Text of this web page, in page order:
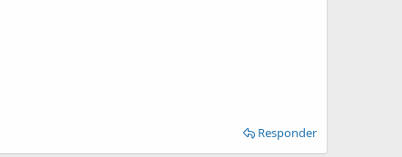
Responder